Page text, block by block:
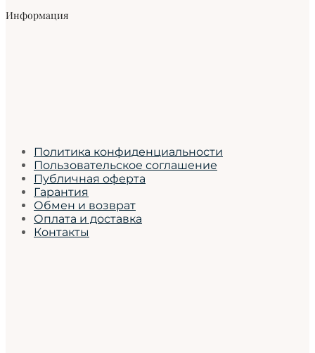
Информация
Политика конфиденциальности
Пользовательское соглашение
Публичная оферта
Гарантия
Обмен и возврат
Оплата и доставка
Контакты